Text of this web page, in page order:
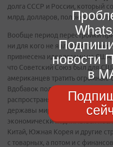
долга СССР и России, который
млрд. долларов, полбюджета
Вообще период перестройки
ни для кого не является тайной,
привнесена идеологами из
что Советский Союз был для
американцев тратить огромные
Вдобавок полмира за собой вел
распространять там свое
державы мира занимались
экономически подниматься
Китай, Южная Корея и другие
с товарных, а потом и с
новости
в